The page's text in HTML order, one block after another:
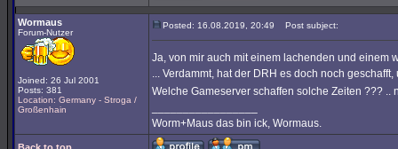
Wormaus
Forum-Nutzer
Joined: 26 Jul 2001
Posts: 381
Location: Germany - Stroga /
Großenhain
Posted: 16.08.2019, 20:49 Post subject:
Ja, von mir auch mit einem lachenden und einem
... Verdammt, hat der DRH es doch noch
Welche Gameserver schaffen solche Zeiten ??? ..
Worm+Maus das bin ick, Wormaus.